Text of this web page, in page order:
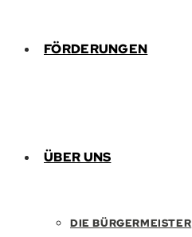
FÖRDERUNGEN
ÜBER UNS
DIE BÜRGERMEISTER